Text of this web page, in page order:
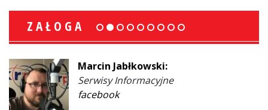
ZAŁOGA
Marcin Jabłkowski:
Serwisy Informacyjne
facebook